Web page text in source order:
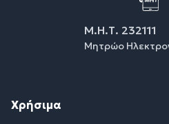
Μ.Η.Τ. 232111
Μητρώο
Χρήσιμα